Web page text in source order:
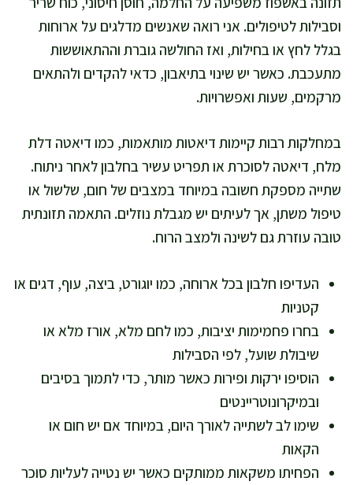
וסבילות לטיפולים. אני רואה שאנשים מדלגים על ארוחות
בגלל לחץ או בחילות, ואז החולשה גוברת וההתאוששות
מתעכבת. כאשר יש שינוי בתיאבון, כדאי להקדים ולהתאים
מרקמים, שעות ואפשרויות.
במחלקות רבות קיימות דיאטות מותאמות, כמו דיאטה דלת
מלח, דיאטה לסוכרת או תפריט עשיר בחלבון לאחר ניתוח.
שתייה מספקת חשובה במיוחד במצבים של חום, שלשול או
טיפול משתן, אך לעיתים יש מגבלת נוזלים. התאמה תזונתית
טובה עוזרת גם לשינה ולמצב הרוח.
העדיפו חלבון בכל ארוחה, כמו יוגורט, ביצה, עוף, דגים או
קטניות
בחרו פחמימות יציבות, כמו לחם מלא, אורז מלא או
שיבולת שועל, לפי הסבילות
הוסיפו ירקות ופירות כאשר מותר, כדי לתמוך בסיבים
ובמיקרונוטריינטים
שימו לב לשתייה לאורך היום, במיוחד אם יש חום או
הקאות
הפחיתו משקאות ממותקים כאשר יש נטייה לעליות סוכר